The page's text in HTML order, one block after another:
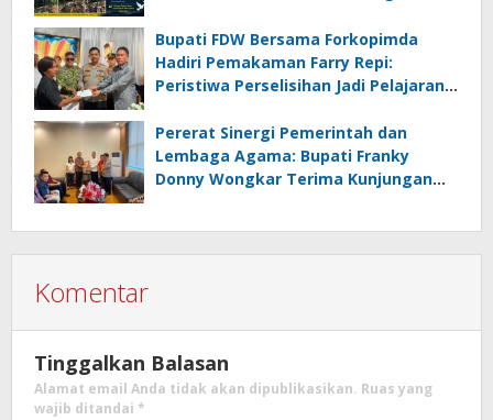
Bupati FDW Bersama Forkopimda
Hadiri Pemakaman Farry Repi:
Peristiwa Perselisihan Jadi Pelajaran,
Diutamakan
Pererat Sinergi Pemerintah dan
Lembaga Agama: Bupati Franky
Donny Wongkar Terima Kunjungan
Komentar
Tinggalkan Balasan
Alamat email Anda tidak akan dipublikasikan. Ruas yang
wajib ditandai *